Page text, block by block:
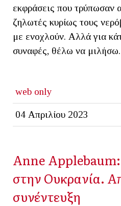
εκφράσεις που τρύπωσαν
ζηλωτές κυρίως τους
με ενοχλούν. Αλλά για
συναφές, θέλω να μιλήσω.
web only
04 Απριλίου 2023
Αnne Applebaum:
στην Ουκρανία.
συνέντευξη